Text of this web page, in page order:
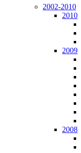
2002-2010
2010
2009
2008